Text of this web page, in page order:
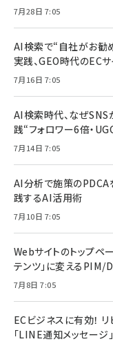
7月28日 7:05
AI検索で“自社がお勧
実践、GEO時代のEC
7月16日 7:05
AI検索時代、なぜSNS
践“フォロワー6倍・
7月14日 7:05
AI分析で施策の
践するAI活用術
7月10日 7:05
Webサイトのトップペ
テンツ」に変えるPIM/
7月8日 7:05
ECビジネスに有効！
「LINE通知メッセージ